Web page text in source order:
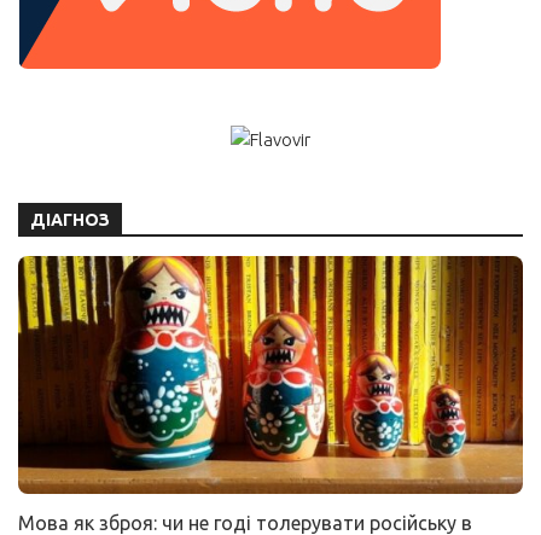
ДІАГНОЗ
Мова як зброя: чи не годі толерувати російську в